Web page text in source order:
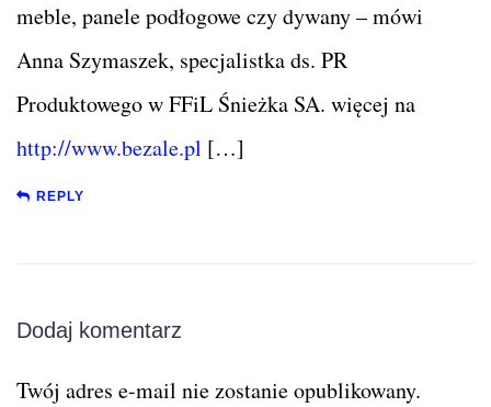
meble, panele podłogowe czy dywany – mówi
Anna Szymaszek, specjalistka ds. PR
Produktowego w FFiL Śnieżka SA. więcej na
http://www.bezale.pl […]
REPLY
Dodaj komentarz
Twój adres e-mail nie zostanie opublikowany.